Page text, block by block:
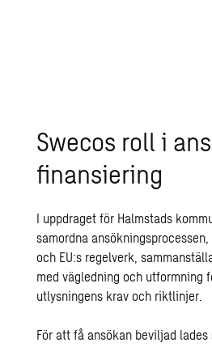
Swecos roll i
finansiering
I uppdraget för Halmstads
samordna
och EU:s regelverk,
med vägledning och utformning
utlysningens krav och riktlinjer.
För att få ansökan beviljad